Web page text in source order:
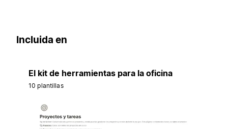
Incluida en
El kit de herramientas para la oficina
10 plantillas